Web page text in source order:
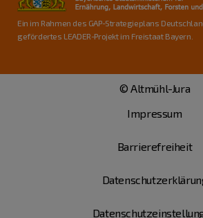
Ein im Rahmen des GAP-Strategieplans
gefördertes LEADER-Projekt im Freistaat Bayern.
© Altmühl-Jura
Impressum
Barrierefreiheit